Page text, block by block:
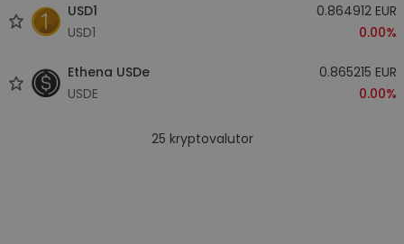
USD1
USD1
0.864912 EUR
0.00%
Ethena USDe
USDE
0.865215 EUR
0.00%
25 kryptovalutor